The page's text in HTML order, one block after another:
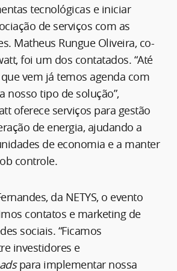
tecnológicas e iniciar
de serviços com as
Matheus Rungue Oliveira, co-
foi um dos contatados. “Até
vem já temos agenda com
nosso tipo de solução”,
oferece serviços para gestão
de energia, ajudando a
de economia e a manter
controle.
da NETYS, o evento
contatos e marketing de
sociais. “Ficamos
investidores e
para implementar nossa